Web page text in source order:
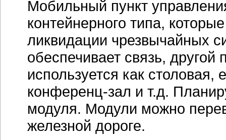
Мобильный пункт
контейнерного типа,
ликвидации чрезвычайных
обеспечивает связь,
используется как столовая,
конференц-зал и т.д.
модуля. Модули можно
железной дороге.